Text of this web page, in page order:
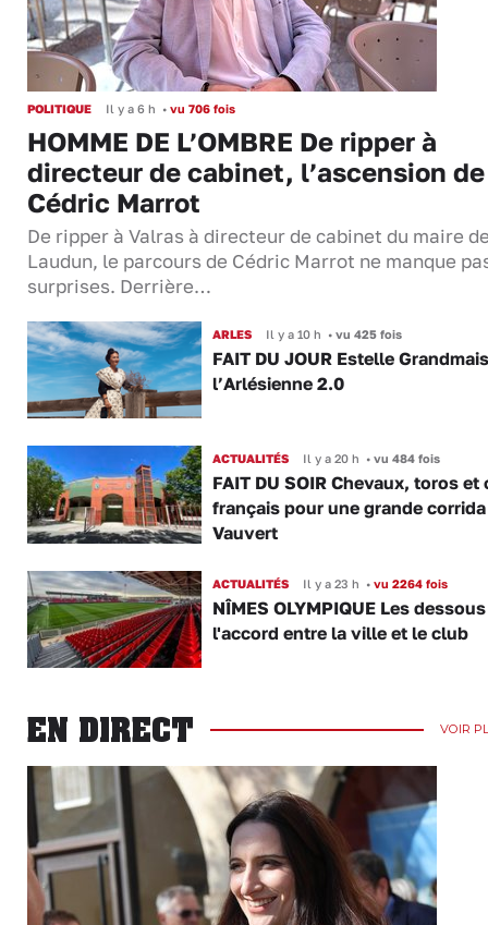
POLITIQUE Il y a 6 h • vu 706 fois
HOMME DE L’OMBRE De ripper à
directeur de cabinet, l’ascension de
Cédric Marrot
De ripper à Valras à directeur de cabinet du maire
Laudun, le parcours de Cédric Marrot ne manque
surprises. Derrière…
ARLES Il y a 10 h •vu 425 fois
FAIT DU JOUR Estelle
l’Arlésienne 2.0
ACTUALITÉS Il y a 20 h •vu 484 fois
FAIT DU SOIR Chevaux, toros et
français pour une grande corrida
Vauvert
ACTUALITÉS Il y a 23 h •vu 2264 fois
NÎMES OLYMPIQUE Les
l'accord entre la ville et le club
EN DIRECT VOIR